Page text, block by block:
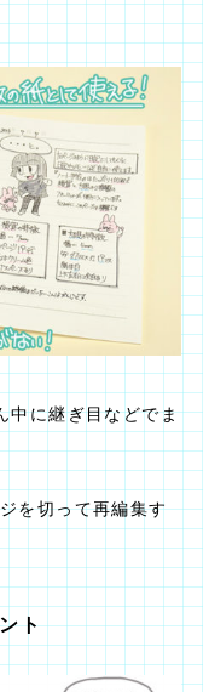
に継ぎ目などでま
を切って再編集す
ト